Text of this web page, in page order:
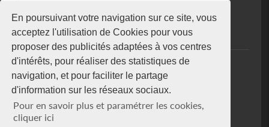
En poursuivant votre navigation sur ce site, vous
acceptez l'utilisation de Cookies pour vous
proposer des publicités adaptées à vos centres
d'intérêts, pour réaliser des statistiques de
navigation, et pour faciliter le partage
d'information sur les réseaux sociaux.
Pour en savoir plus et paramétrer les cookies,
cliquer ici
koaci@yahoo.fr
+225 07 08 85 52 93
NEWSLETTER
Restez connecté via notre newsletter
S'abonner
Se désabonner